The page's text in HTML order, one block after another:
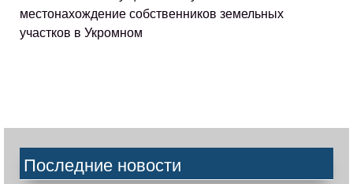
местонахождение собственников земельных
участков в Укромном
Последние новости